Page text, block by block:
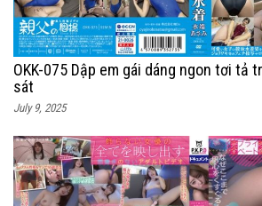
OKK-075 Dập em gái dáng ngon tơi tả
sát
July 9, 2025